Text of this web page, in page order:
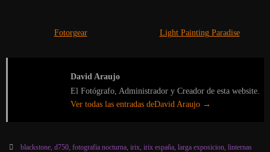
Fotorgear Light Painting Paradise
David Araujo
El Fotógrafo, Administrador y Creador de esta website.
Ver todas las entradas deDavid Araujo →
blackstone, d750, fotografia nocturna, irix, irix españa, larga exposicion, linternas